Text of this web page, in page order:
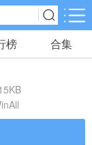
分类
角色扮演
202款手游
榜 合集